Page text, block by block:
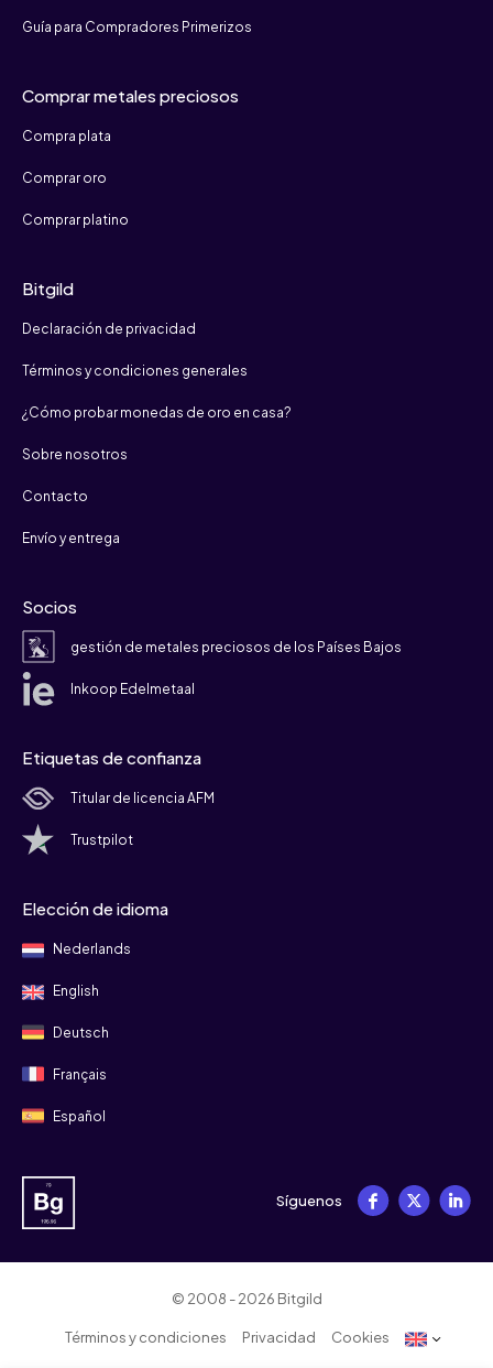
Guía para Compradores Primerizos
Comprar metales preciosos
Compra plata
Comprar oro
Comprar platino
Bitgild
Declaración de privacidad
Términos y condiciones generales
¿Cómo probar monedas de oro en casa?
Sobre nosotros
Contacto
Envío y entrega
Socios
gestión de metales preciosos de los Países Bajos
Inkoop Edelmetaal
Etiquetas de confianza
Titular de licencia AFM
Trustpilot
Elección de idioma
Nederlands
English
Deutsch
Français
Español
Síguenos
© 2008 - 2026 Bitgild
Términos y condiciones Privacidad Cookies